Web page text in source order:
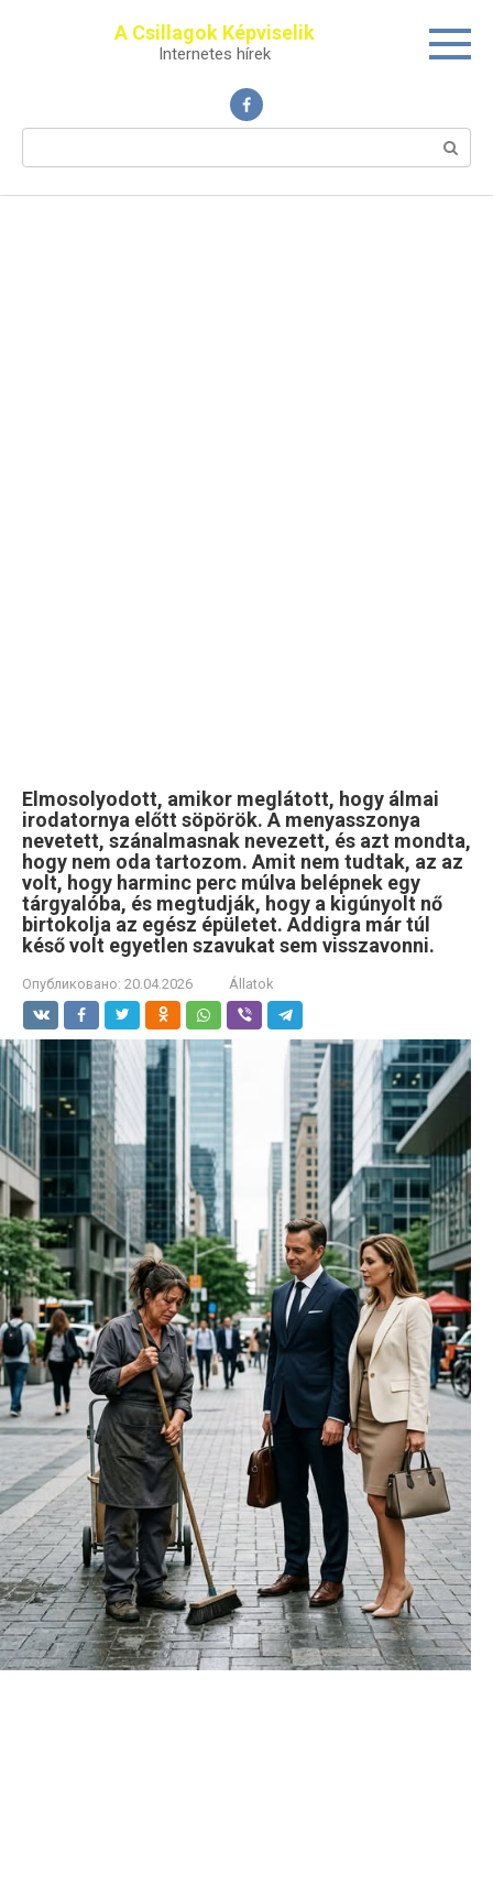
A Csillagok Képviselik
Internetes hírek
Поиск:
Elmosolyodott, amikor meglátott, hogy álmai
irodatornya előtt söpörök. A menyasszonya
nevetett, szánalmasnak nevezett, és azt mondta,
hogy nem oda tartozom. Amit nem tudtak, az az
volt, hogy harminc perc múlva belépnek egy
tárgyalóba, és megtudják, hogy a kigúnyolt nő
birtokolja az egész épületet. Addigra már túl
késő volt egyetlen szavukat sem visszavonni.
Опубликовано: 20.04.2026 Állatok